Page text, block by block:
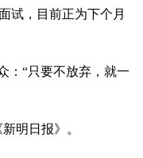
试，目前正为下个月
：“只要不放弃，就一
新明日报》。